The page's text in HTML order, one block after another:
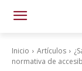
Inicio Artículos
normativa de